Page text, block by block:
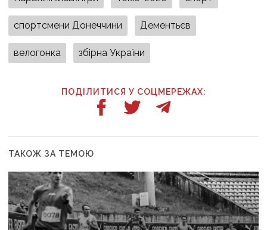
спортсмени Донеччини Дементьєв
велогонка збірна України
ПОДІЛИТИСЯ У СОЦМЕРЕЖАХ:
ТАКОЖ ЗА ТЕМОЮ